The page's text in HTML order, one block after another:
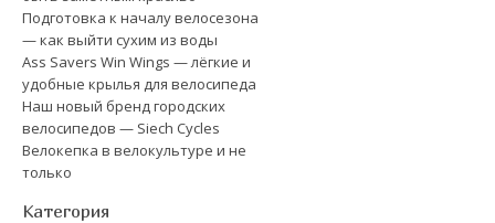
Подготовка к началу велосезона
— как выйти сухим из воды
Ass Savers Win Wings — лёгкие и
удобные крылья для велосипеда
Наш новый бренд городских
велосипедов — Siech Cycles
Велокепка в велокультуре и не
только
Категория